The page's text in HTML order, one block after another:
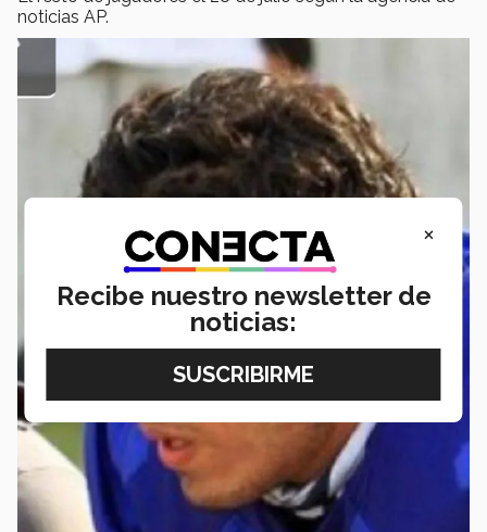
noticias AP.
×
Recibe nuestro newsletter de
noticias: